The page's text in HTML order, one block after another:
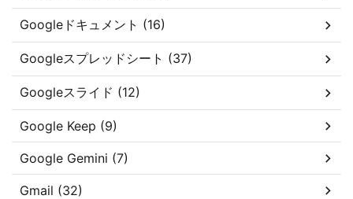
Googleドキュメント (16)
Googleスプレッドシート (37)
Googleスライド (12)
Google Keep (9)
Google Gemini (7)
Gmail (32)